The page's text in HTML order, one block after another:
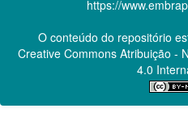
https://
O conteúdo do repositório
Creative CommonsAtribuição -
4.0